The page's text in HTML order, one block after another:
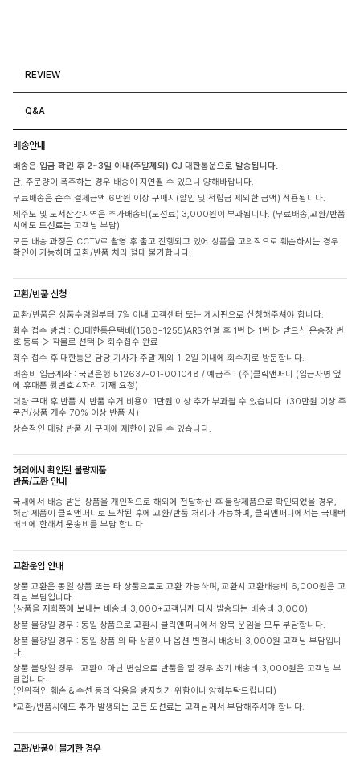
REVIEW
Q&A
배송안내
배송은 입금 확인 후 2~3일 이내(주말제외) CJ 대한통운으로 발송됩니다.
단, 주문량이 폭주하는 경우 배송이 지연될 수 있으니 양해바랍니다.
무료배송은 순수 결제금액 6만원 이상 구매시(할인 및 적립금 제외한 금액) 적용됩니다.
제주도 및 도서산간지역은 추가배송비(도선료) 3,000원이 부과됩니다. (무료배송,교환/반품
시에도 도선료는 고객님 부담)
모든 배송 과정은 CCTV로 촬영 후 출고 진행되고 있어 상품을 고의적으로 훼손하시는 경우
확인이 가능하며 교환/반품 처리 절대 불가합니다.
교환/반품 신청
교환/반품은 상품수령일부터 7일 이내 고객센터 또는 게시판으로 신청해주셔야 합니다.
회수 접수 방법 : CJ대한통운택배(1588-1255)ARS 연결 후 1번 ▷ 1번 ▷ 받으신 운송장 번
호 등록 ▷ 착불로 선택 ▷ 회수접수 완료
회수 접수 후 대한통운 담당 기사가 주말 제외 1-2일 이내에 회수지로 방문합니다.
배송비 입금계좌 : 국민은행 512637-01-001048 / 예금주 : (주)클릭앤퍼니 (입금자명 옆
에 휴대폰 뒷번호 4자리 기재 요청)
대량 구매 후 반품 시 반품 수거 비용이 1만원 이상 추가 부과될 수 있습니다. (30만원 이상 주
문건/상품 개수 70% 이상 반품 시)
상습적인 대량 반품 시 구매에 제한이 있을 수 있습니다.
해외에서 확인된 불량제품
반품/교환 안내
국내에서 배송 받은 상품을 개인적으로 해외에 전달하신 후 불량제품으로 확인되었을 경우,
해당 제품이 클릭앤퍼니로 도착된 후에 교환/반품 처리가 가능하며, 클릭앤퍼니에서는 국내택
배비에 한해서 운송비를 부담 합니다
교환운임 안내
상품 교환은 동일 상품 또는 타 상품으로도 교환 가능하며, 교환시 교환배송비 6,000원은 고
객님 부담입니다.
(상품을 저희쪽에 보내는 배송비 3,000+고객님께 다시 발송되는 배송비 3,000)
상품 불량일 경우 : 동일 상품으로 교환시 클릭앤퍼니에서 왕복 운임을 모두 부담합니다.
상품 불량일 경우 : 동일 상품 외 타 상품이나 옵션 변경시 배송비 3,000원 고객님 부담입니
다.
상품 불량일 경우 : 교환이 아닌 변심으로 반품을 할 경우 초기 배송비 3,000원은 고객님 부
담입니다.
(인위적인 훼손 & 수선 등의 악용을 방지하기 위함이니 양해부탁드립니다)
*교환/반품시에도 추가 발생되는 모든 도선료는 고객님께서 부담해주셔야 합니다.
교환/반품이 불가한 경우